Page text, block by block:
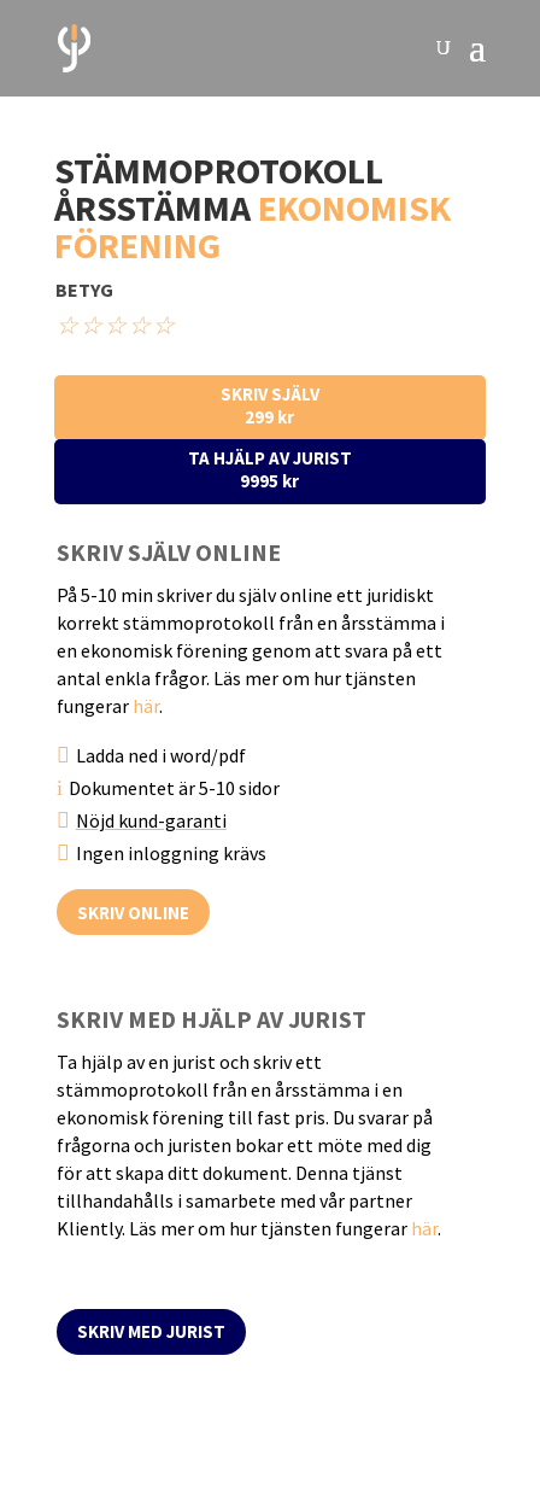
STÄMMOPROTOKOLL
ÅRSSTÄMMAEKONOMISK
FÖRENING
BETYG
☆☆☆☆☆
SKRIV SJÄLV
299 kr
TA HJÄLP AV JURIST
9995 kr
SKRIV SJÄLV ONLINE
På 5-10 min skriver du själv online ett juridiskt
korrekt stämmoprotokoll från en årsstämma i
en ekonomisk förening genom att svara på ett
antal enkla frågor. Läs mer om hur tjänsten
fungerar här.
 Ladda ned i word/pdf
i Dokumentet är 5-10 sidor
 Nöjd kund-garanti
 Ingen inloggning krävs
SKRIV ONLINE
SKRIV MED HJÄLP AV JURIST
Ta hjälp av en jurist och skriv ett
stämmoprotokoll från en årsstämma i en
ekonomisk förening till fast pris. Du svarar på
frågorna och juristen bokar ett möte med dig
för att skapa ditt dokument. Denna tjänst
tillhandahålls i samarbete med vår partner
Kliently. Läs mer om hur tjänsten fungerar här.
SKRIV MED JURIST